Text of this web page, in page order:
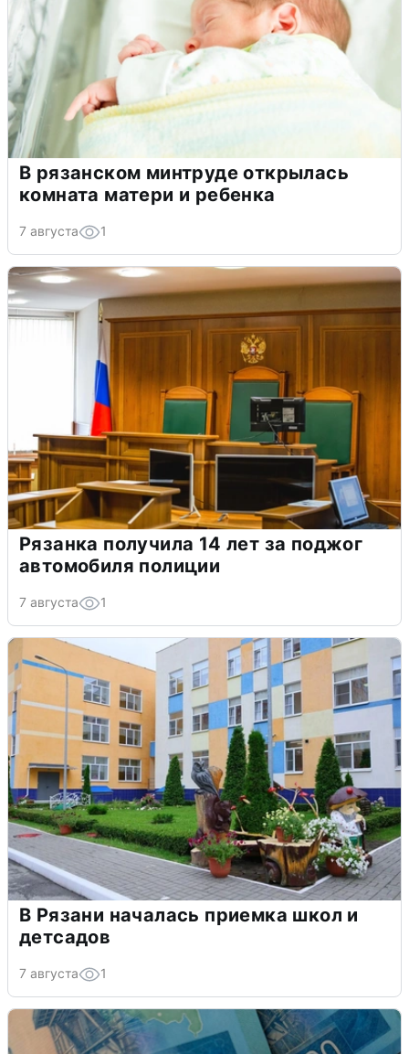
В рязанском минтруде открылась
комната матери и ребенка
7 августа 1
Рязанка получила 14 лет за поджог
автомобиля полиции
7 августа 1
В Рязани началась приемка школ и
детсадов
7 августа 1